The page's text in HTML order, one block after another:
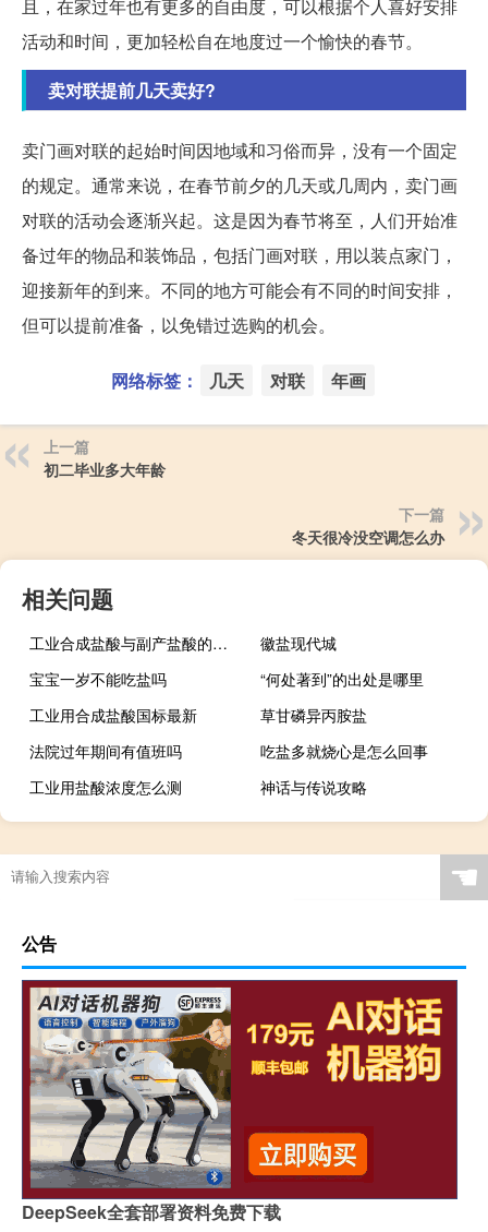
且，在家过年也有更多的自由度，可以根据个人喜好安排
活动和时间，更加轻松自在地度过一个愉快的春节。
卖对联提前几天卖好?
卖门画对联的起始时间因地域和习俗而异，没有一个固定
的规定。通常来说，在春节前夕的几天或几周内，卖门画
对联的活动会逐渐兴起。这是因为春节将至，人们开始准
备过年的物品和装饰品，包括门画对联，用以装点家门，
迎接新年的到来。不同的地方可能会有不同的时间安排，
但可以提前准备，以免错过选购的机会。
网络标签： 几天 对联 年画
上一篇
初二毕业多大年龄
下一篇
冬天很冷没空调怎么办
相关问题
工业合成盐酸与副产盐酸的区别
徽盐现代城
宝宝一岁不能吃盐吗
“何处著到”的出处是哪里
工业用合成盐酸国标最新
草甘磷异丙胺盐
法院过年期间有值班吗
吃盐多就烧心是怎么回事
工业用盐酸浓度怎么测
神话与传说攻略
☚
公告
DeepSeek全套部署资料免费下载